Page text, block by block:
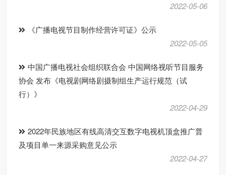
2022-05-06
《广播电视节目制作经营许可证》公示
2022-05-05
中国广播电视社会组织联合会 中国网络视听节目服务
协会 发布《电视剧网络剧摄制组生产运行规范（试
行）》
2022-04-29
2022年民族地区有线高清交互数字电视机顶盒推广普
及项目单一来源采购意见公示
2022-04-27